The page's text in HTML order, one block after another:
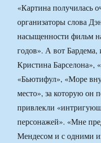
«Картина получилась
организаторы слова
насыщенности фильм
годов». А вот Бардема,
Кристина Барселона»,
«Бьютифул», «Море
место», за которую он
привлекли
персонажей». «Мне
Мендесом и с одними